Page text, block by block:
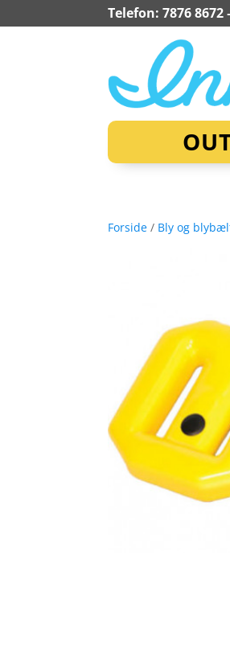
Telefon: 7876 8672
Forside / Bly og